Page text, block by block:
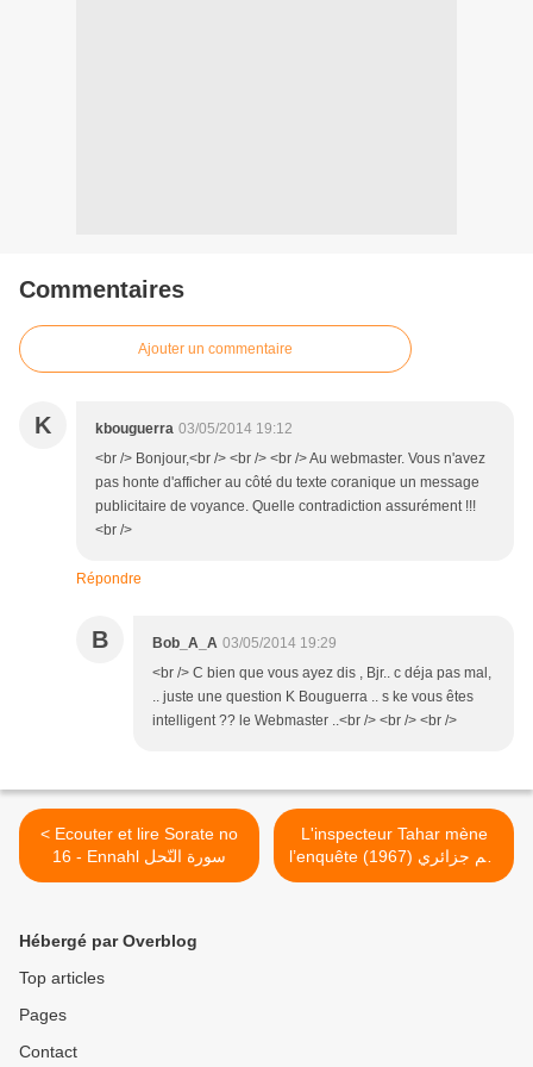
Commentaires
Ajouter un commentaire
K kbouguerra 03/05/2014 19:12
<br /> Bonjour,<br /> <br /> <br /> Au webmaster. Vous n'avez
pas honte d'afficher au côté du texte coranique un message
publicitaire de voyance. Quelle contradiction assurément !!!
<br />
Répondre
B Bob_A_A 03/05/2014 19:29
<br /> C bien que vous ayez dis , Bjr.. c déja pas mal,
.. juste une question K Bouguerra .. s ke vous êtes
intelligent ?? le Webmaster ..<br /> <br /> <br />
< Ecouter et lire Sorate no
16 - Ennahl سورة النّحل
L'inspecteur Tahar mène
l’enquête (1967) فلم جزائري
"المفتش الطاهريجري البحث"
Hébergé par Overblog
Top articles
Pages
Contact